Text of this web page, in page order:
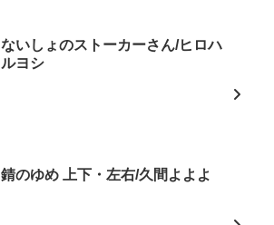
ないしょのストーカーさん/ヒロハ
ルヨシ
錆のゆめ 上下・左右/久間よよよ